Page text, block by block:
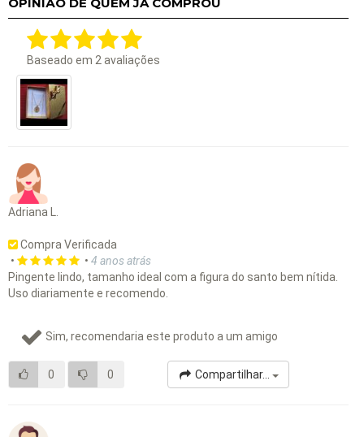
Baseado em 2avaliações
Adriana L.
Compra Verificada
•
• 4 anos atrás
Pingente lindo, tamanho ideal com a figura do santo bem nítida.
Uso diariamente e recomendo.
Sim, recomendaria este produto a um amigo
0 0 Compartilhar...